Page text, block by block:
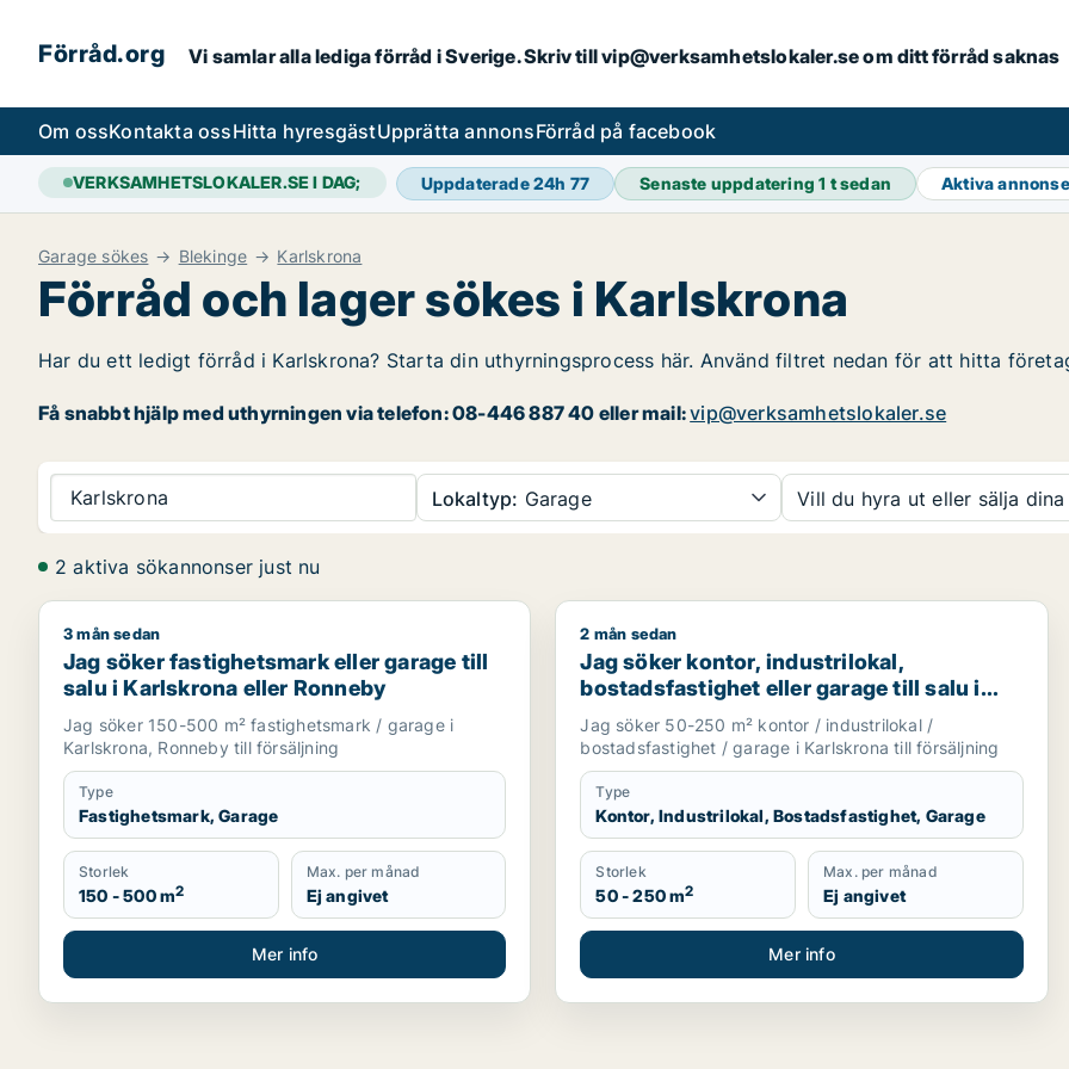
Förråd.org Vi samlar alla lediga förråd i Sverige. Skriv till vip@verksamhetslokaler.se om ditt förråd saknas
Om ossKontakta ossHitta hyresgästUpprätta annonsFörråd på facebook
VERKSAMHETSLOKALER.SE I DAG; Uppdaterade 24h 77 Senaste uppdatering1 t sedan Aktiva
Garage sökes Blekinge Karlskrona
Förråd och lager sökes i Karlskrona
Har du ett ledigt förråd i Karlskrona? Starta din uthyrningsprocess här. Använd filtret nedan för att hitta
Få snabbt hjälp med uthyrningen via telefon: 08-446 887 40 eller mail:vip@verksamhetslokaler.se
Karlskrona Lokaltyp: Garage Vill du hyra ut eller sälja
2 aktiva sökannonser just nu
Jag söker fastighetsmark eller garage till salu i Karlskrona eller Ronneby
3 mån sedan
Jag söker fastighetsmark eller garage till
salu i Karlskrona eller Ronneby
Jag söker 150-500 m² fastighetsmark / garage i
Karlskrona, Ronneby till försäljning
Type
Fastighetsmark, Garage
Storlek
150 - 500 m2
Max. per månad
Ej angivet
Mer info
Jag söker kontor, industrilokal, bostadsfastighet
2 mån sedan
Jag söker kontor, industrilokal,
bostadsfastighet eller garage till salu i
Karlskrona
Jag söker 50-250 m² kontor / industrilokal /
bostadsfastighet / garage i Karlskrona till försäljning
Type
Kontor, Industrilokal, Bostadsfastighet, Garage
Storlek
50 - 250 m2
Max. per månad
Ej angivet
Mer info